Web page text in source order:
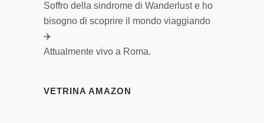
Soffro della sindrome di Wanderlust e ho
bisogno di scoprire il mondo viaggiando
✈️
Attualmente vivo a Roma.
VETRINA AMAZON